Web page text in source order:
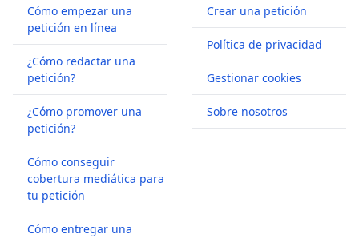
Cómo empezar una
petición en línea
¿Cómo redactar una
petición?
¿Cómo promover una
petición?
Cómo conseguir
cobertura mediática para
tu petición
Cómo entregar una
Crear una petición
Política de privacidad
Gestionar cookies
Sobre nosotros